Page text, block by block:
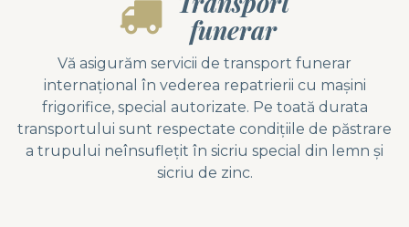
funerar
Vă asigurăm servicii de transport funerar
internațional în vederea repatrierii cu mașini
frigorifice, special autorizate. Pe toată durata
transportului sunt respectate condițiile de păstrare
a trupului neînsuflețit în sicriu special din lemn și
sicriu de zinc.